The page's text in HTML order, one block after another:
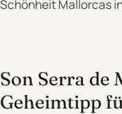
Schönheit Mallorcas
Son Serra de
Geheimtipp